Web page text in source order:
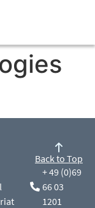
+ 49 (0)69
66 03
1201
Back to Top